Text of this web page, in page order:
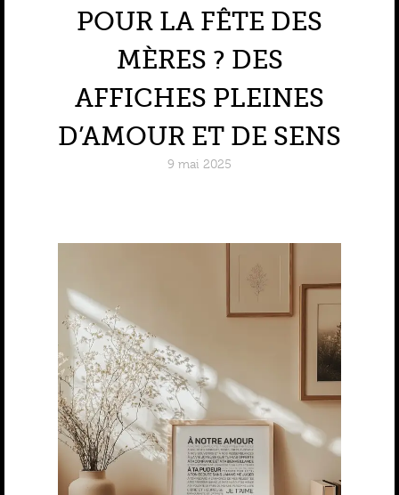
POUR LA FÊTE DES
MÈRES ? DES
AFFICHES PLEINES
D’AMOUR ET DE SENS
9 mai 2025